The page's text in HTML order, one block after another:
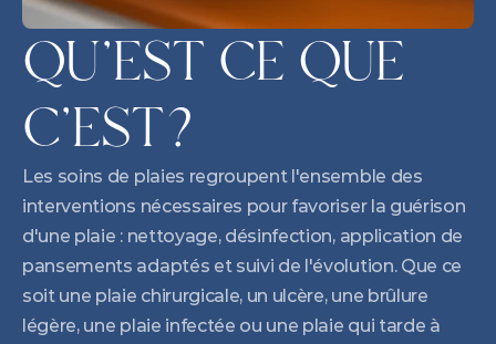
QU'EST CE QUE
C'EST?
Les soins de plaies regroupent l'ensemble des
interventions nécessaires pour favoriser la guérison
d'une plaie : nettoyage, désinfection, application de
pansements adaptés et suivi de l'évolution. Que ce
soit une plaie chirurgicale, un ulcère, une brûlure
légère, une plaie infectée ou une plaie qui tarde à